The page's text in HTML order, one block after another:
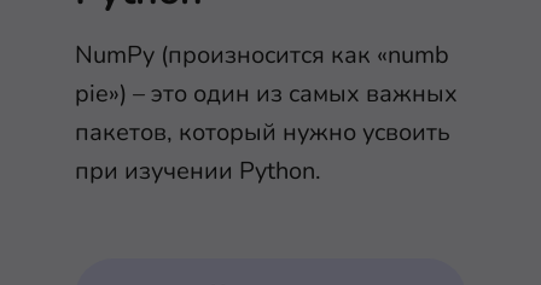
NumPy (произносится как «numb
pie») – это один из самых важных
пакетов, который нужно усвоить
при изучении Python.